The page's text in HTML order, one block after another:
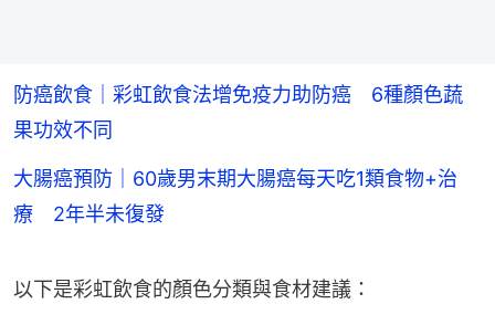
防癌飲食｜彩虹飲食法增免疫力助防癌 6種顏色蔬
果功效不同
大腸癌預防｜60歲男末期大腸癌每天吃1類食物+治
療 2年半未復發
以下是彩虹飲食的顏色分類與食材建議：